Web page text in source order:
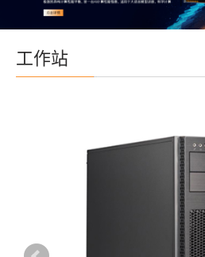
AMD企业级工作站
Intel 企业级工作站
服务器
通用服务器
存储
OEM定制化
工作站